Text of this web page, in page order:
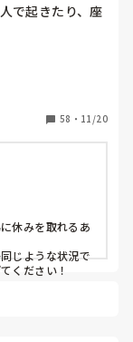
で起きたり、座
けられるよう
すが、仕事を休
隅に残ってモヤ
こともあり、
す。
思っているので
われてる気がし
58 ・ 11/20
休みを取れるあ
じような状況で
ください！